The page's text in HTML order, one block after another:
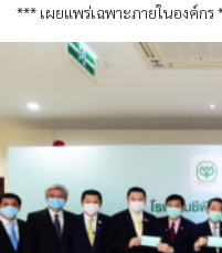
*** เผยแพร่เฉพาะภายในองค์ก